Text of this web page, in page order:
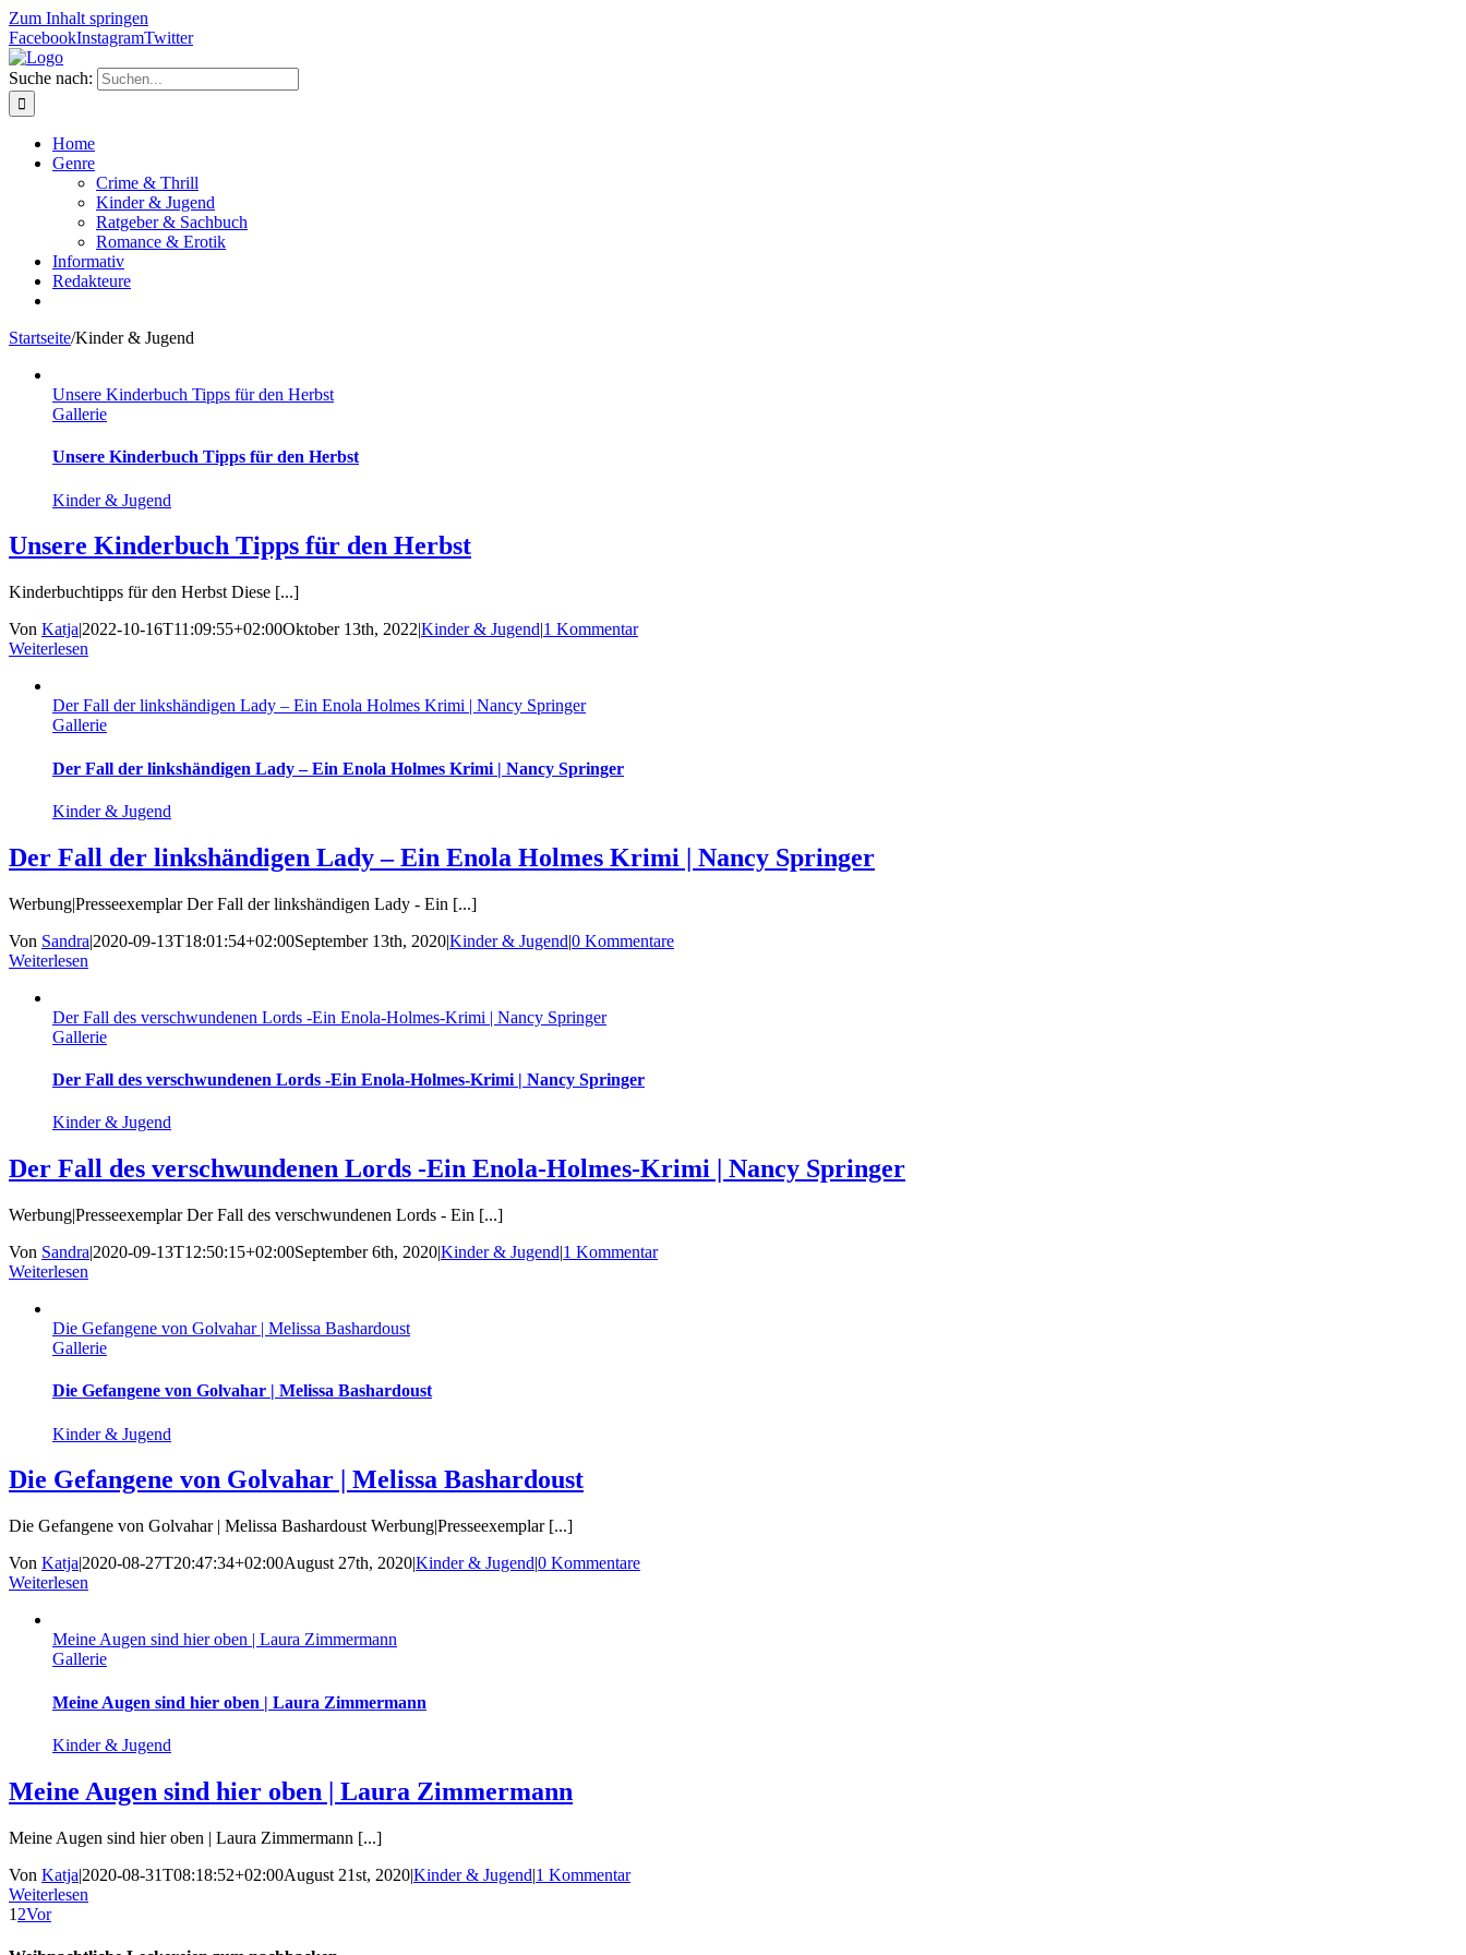
Zum Inhalt springen
FacebookInstagramTwitter
Suche nach:
Home
Genre
Crime & Thrill
Kinder & Jugend
Ratgeber & Sachbuch
Romance & Erotik
Informativ
Redakteure
Startseite/Kinder & Jugend
Unsere Kinderbuch Tipps für den Herbst
Gallerie
Unsere Kinderbuch Tipps für den Herbst
Kinder & Jugend
Unsere Kinderbuch Tipps für den Herbst
Kinderbuchtipps für den Herbst Diese [...]
Von Katja|2022-10-16T11:09:55+02:00Oktober 13th, 2022|Kinder & Jugend|1 Kommentar
Weiterlesen
Der Fall der linkshändigen Lady – Ein Enola Holmes Krimi | Nancy Springer
Gallerie
Der Fall der linkshändigen Lady – Ein Enola Holmes Krimi | Nancy Springer
Kinder & Jugend
Der Fall der linkshändigen Lady – Ein Enola Holmes Krimi | Nancy Springer
Werbung|Presseexemplar Der Fall der linkshändigen Lady - Ein [...]
Von Sandra|2020-09-13T18:01:54+02:00September 13th, 2020|Kinder & Jugend|0 Kommentare
Weiterlesen
Der Fall des verschwundenen Lords -Ein Enola-Holmes-Krimi | Nancy Springer
Gallerie
Der Fall des verschwundenen Lords -Ein Enola-Holmes-Krimi | Nancy Springer
Kinder & Jugend
Der Fall des verschwundenen Lords -Ein Enola-Holmes-Krimi | Nancy Springer
Werbung|Presseexemplar Der Fall des verschwundenen Lords - Ein [...]
Von Sandra|2020-09-13T12:50:15+02:00September 6th, 2020|Kinder & Jugend|1 Kommentar
Weiterlesen
Die Gefangene von Golvahar | Melissa Bashardoust
Gallerie
Die Gefangene von Golvahar | Melissa Bashardoust
Kinder & Jugend
Die Gefangene von Golvahar | Melissa Bashardoust
Die Gefangene von Golvahar | Melissa Bashardoust Werbung|Presseexemplar [...]
Von Katja|2020-08-27T20:47:34+02:00August 27th, 2020|Kinder & Jugend|0 Kommentare
Weiterlesen
Meine Augen sind hier oben | Laura Zimmermann
Gallerie
Meine Augen sind hier oben | Laura Zimmermann
Kinder & Jugend
Meine Augen sind hier oben | Laura Zimmermann
Meine Augen sind hier oben | Laura Zimmermann [...]
Von Katja|2020-08-31T08:18:52+02:00August 21st, 2020|Kinder & Jugend|1 Kommentar
Weiterlesen
1 2Vor